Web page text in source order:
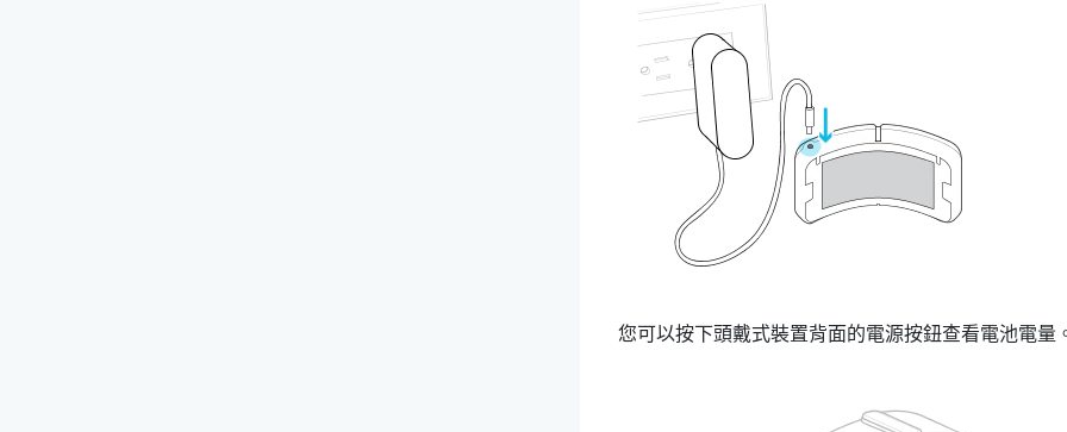
您可以按下頭戴式裝置背面的電源按鈕查看電池電量